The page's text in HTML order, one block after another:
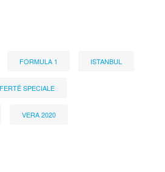
FORMULA 1 ISTANBUL
SPECIALE
VERA 2020